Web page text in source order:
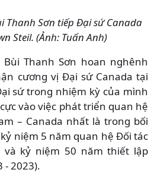
Thanh Sơn tiếp Đại sứ Canada
Steil. (Ảnh: Tuấn Anh)
Thanh Sơn hoan nghênh
cương vị Đại sứ Canada tại
sứ trong nhiệm kỳ của mình
vào việc phát triển quan hệ
– Canada nhất là trong bối
niệm 5 năm quan hệ Đối tác
và kỷ niệm 50 năm thiết lập
- 2023).